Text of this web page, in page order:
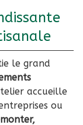
le grand
accueille
ou